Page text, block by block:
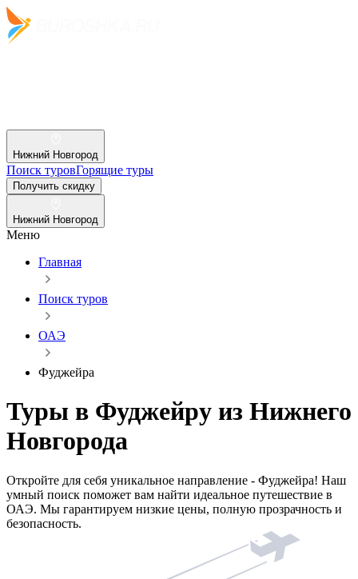
Нижний Новгород
Поиск туровГорящие туры
Получить скидку
Нижний Новгород
Меню
Главная
Поиск туров
ОАЭ
Фуджейра
Туры в Фуджейру из Нижнего
Новгорода
Откройте для себя уникальное направление - Фуджейра! Наш
умный поиск поможет вам найти идеальное путешествие в
ОАЭ. Мы гарантируем низкие цены, полную прозрачность и
безопасность.